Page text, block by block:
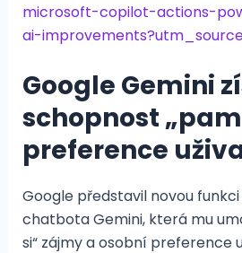
microsoft-copilot-actions-
ai-
Google Gemini
schopnost
preference
Google představil novou
chatbota Gemini, která mu
si“ zájmy a osobní preference